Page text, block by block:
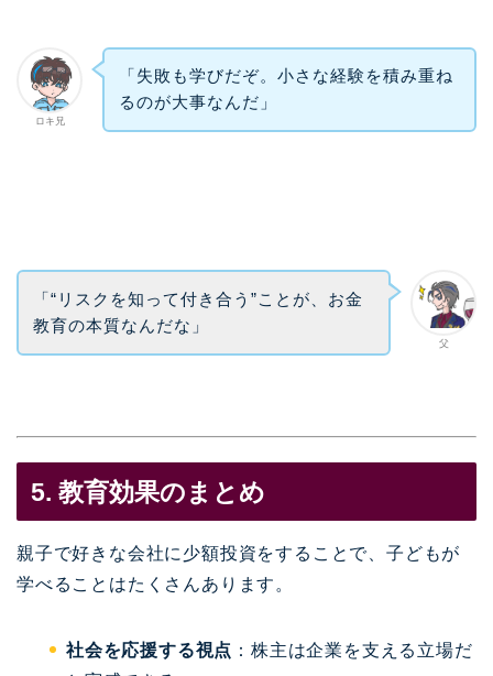
ロキ兄
「失敗も学びだぞ。小さな経験を積み重ね
るのが大事なんだ」
父
「“リスクを知って付き合う”ことが、お金
教育の本質なんだな」
5. 教育効果のまとめ
親子で好きな会社に少額投資をすることで、子どもが
学べることはたくさんあります。
社会を応援する視点 ：株主は企業を支える立場だ